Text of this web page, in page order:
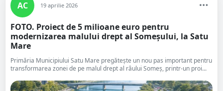
AC 19 aprilie 2026
FOTO. Proiect de 5 milioane euro pentru
modernizarea malului drept al Someșului, la Satu
Mare
Primăria Municipiului Satu Mare pregătește un nou pas important pentru
transformarea zonei de pe malul drept al râului Someș, printr-un proi...